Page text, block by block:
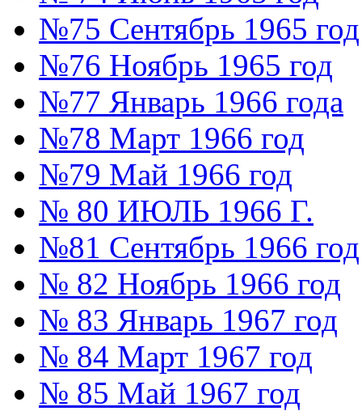
№75 Сентябрь 1965 год
№76 Ноябрь 1965 год
№77 Январь 1966 года
№78 Март 1966 год
№79 Май 1966 год
№ 80 ИЮЛЬ 1966 Г.
№81 Сентябрь 1966 год
№ 82 Ноябрь 1966 год
№ 83 Январь 1967 год
№ 84 Март 1967 год
№ 85 Май 1967 год